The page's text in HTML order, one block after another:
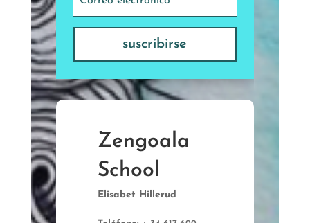
suscribirse
Zengoala
School
Elisabet Hillerud